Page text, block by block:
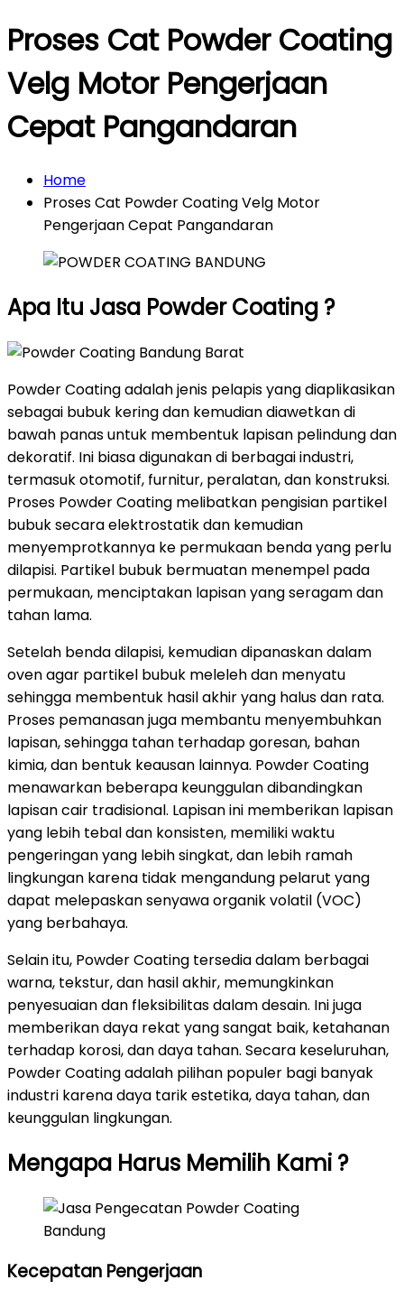
Proses Cat Powder Coating
Velg Motor Pengerjaan
Cepat Pangandaran
Home
Proses Cat Powder Coating Velg Motor
Pengerjaan Cepat Pangandaran
Apa Itu Jasa Powder Coating ?
Powder Coating adalah jenis pelapis yang diaplikasikan
sebagai bubuk kering dan kemudian diawetkan di
bawah panas untuk membentuk lapisan pelindung dan
dekoratif. Ini biasa digunakan di berbagai industri,
termasuk otomotif, furnitur, peralatan, dan konstruksi.
Proses Powder Coating melibatkan pengisian partikel
bubuk secara elektrostatik dan kemudian
menyemprotkannya ke permukaan benda yang perlu
dilapisi. Partikel bubuk bermuatan menempel pada
permukaan, menciptakan lapisan yang seragam dan
tahan lama.
Setelah benda dilapisi, kemudian dipanaskan dalam
oven agar partikel bubuk meleleh dan menyatu
sehingga membentuk hasil akhir yang halus dan rata.
Proses pemanasan juga membantu menyembuhkan
lapisan, sehingga tahan terhadap goresan, bahan
kimia, dan bentuk keausan lainnya. Powder Coating
menawarkan beberapa keunggulan dibandingkan
lapisan cair tradisional. Lapisan ini memberikan lapisan
yang lebih tebal dan konsisten, memiliki waktu
pengeringan yang lebih singkat, dan lebih ramah
lingkungan karena tidak mengandung pelarut yang
dapat melepaskan senyawa organik volatil (VOC)
yang berbahaya.
Selain itu, Powder Coating tersedia dalam berbagai
warna, tekstur, dan hasil akhir, memungkinkan
penyesuaian dan fleksibilitas dalam desain. Ini juga
memberikan daya rekat yang sangat baik, ketahanan
terhadap korosi, dan daya tahan. Secara keseluruhan,
Powder Coating adalah pilihan populer bagi banyak
industri karena daya tarik estetika, daya tahan, dan
keunggulan lingkungan.
Mengapa Harus Memilih Kami ?
Kecepatan Pengerjaan